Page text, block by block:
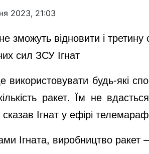
2023, 21:03
зможуть відновити і
сил ЗСУ Ігнат
використовувати будь-які
ракет. Їм не
Ігнат у ефірі
Ігната, виробництво ракет